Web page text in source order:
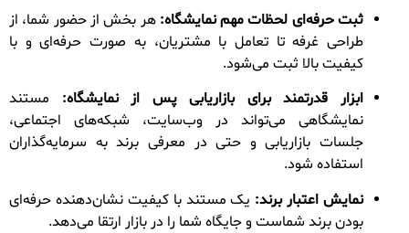
ثبت حرفه‌ای لحظات مهم نمایشگاه: هر بخش از حضور شما، از
طراحی غرفه تا تعامل با مشتریان، به صورت حرفه‌ای و با
کیفیت بالا ثبت می‌شود.
ابزار قدرتمند برای بازاریابی پس از نمایشگاه: مستند
نمایشگاهی می‌تواند در وب‌سایت، شبکه‌های اجتماعی،
جلسات بازاریابی و حتی در معرفی برند به سرمایه‌گذاران
استفاده شود.
نمایش اعتبار برند: یک مستند با کیفیت نشان‌دهنده حرفه‌ای
بودن برند شماست و جایگاه شما را در بازار ارتقا می‌دهد.